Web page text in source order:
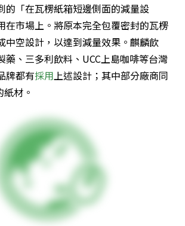
的「在瓦楞紙箱短邊側面的減量設
在市場上。將原本完全包覆密封的瓦楞
中空設計，以達到減量效果。麒麟飲
藥、三多利飲料、UCC上島咖啡等台灣
牌都有採用上述設計；其中部分廠商同
材。